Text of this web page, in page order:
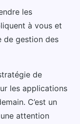
les
à vous et
de gestion des
de
les applications
C’est un
attention